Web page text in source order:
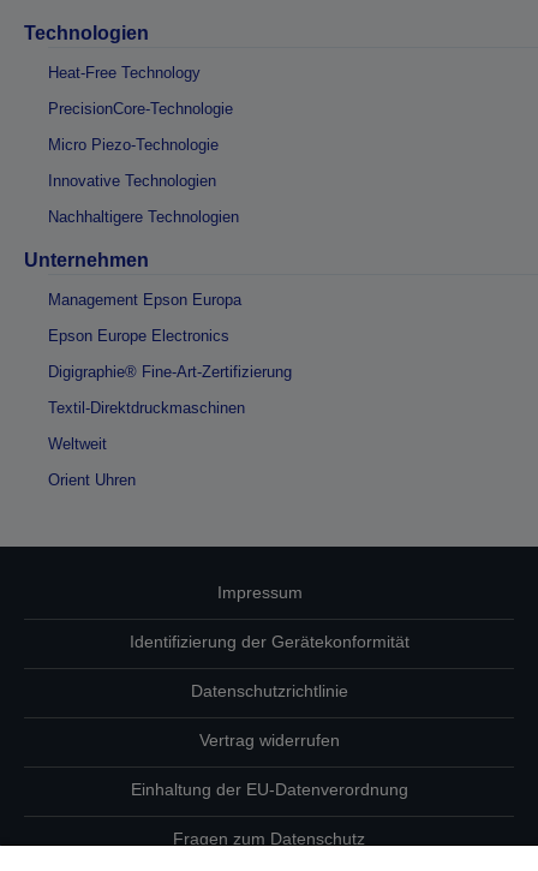
Technologien
Heat-Free Technology
PrecisionCore-Technologie
Micro Piezo-Technologie
Innovative Technologien
Nachhaltigere Technologien
Unternehmen
Management Epson Europa
Epson Europe Electronics
Digigraphie® Fine-Art-Zertifizierung
Textil-Direktdruckmaschinen
Weltweit
Orient Uhren
Impressum
Identifizierung der Gerätekonformität
Datenschutzrichtlinie
Vertrag widerrufen
Einhaltung der EU-Datenverordnung
Fragen zum Datenschutz